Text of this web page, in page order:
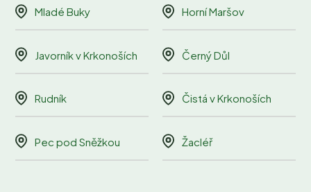
Mladé Buky Horní Maršov
Javorník v Krkonoších Černý Důl
Rudník Čistá v Krkonoších
Pec pod Sněžkou Žacléř